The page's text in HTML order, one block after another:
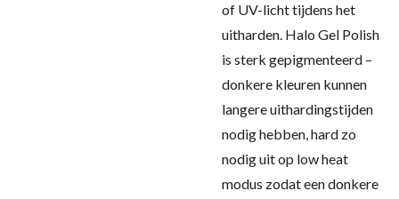
of UV-licht tijdens het
uitharden. Halo Gel Polish
is sterk gepigmenteerd –
donkere kleuren kunnen
langere uithardingstijden
nodig hebben, hard zo
nodig uit op low heat
modus zodat een donkere